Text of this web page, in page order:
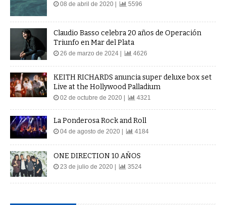
08 de abril de 2020 | 5596
Claudio Basso celebra 20 años de Operación
Triunfo en Mar del Plata
26 de marzo de 2024 | 4626
KEITH RICHARDS anuncia super deluxe box set
Live at the Hollywood Palladium
02 de octubre de 2020 | 4321
La Ponderosa Rock and Roll
04 de agosto de 2020 | 4184
ONE DIRECTION 10 AÑOS
23 de julio de 2020 | 3524